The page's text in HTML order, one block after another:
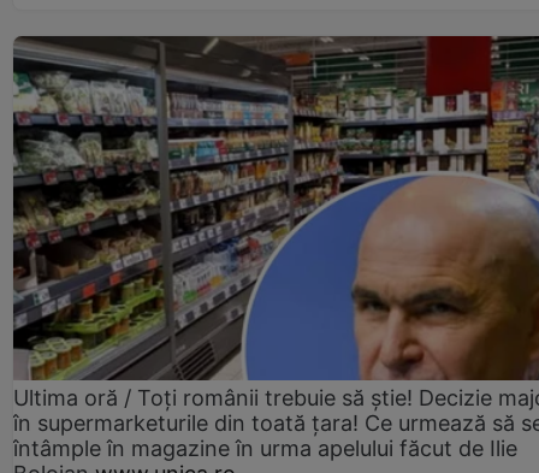
Ultima oră / Toți românii trebuie să știe! Decizie
în supermarketurile din toată țara! Ce urmează să
întâmple în magazine în urma apelului făcut de Ilie